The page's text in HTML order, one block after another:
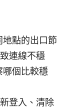
地點的出口節
連線不穩
哪個比較穩
登入、清除